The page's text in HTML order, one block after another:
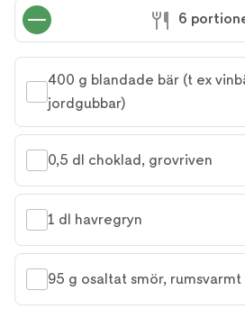
6
400 g blandade bär (t ex
jordgubbar)
0,5 dl choklad, grovriven
1 dl havregryn
95 g osaltat smör, rumsvarmt